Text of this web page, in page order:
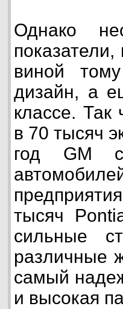
Однако
виной
дизайн, а
классе.
в 70 тысяч
год GM
тысяч
сильные
различные
самый
и высокая